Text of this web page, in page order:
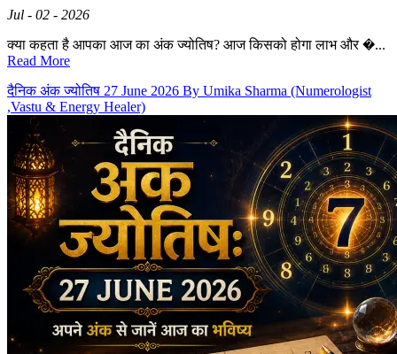
Jul - 02 - 2026
क्या कहता है आपका आज का अंक ज्योतिष? आज किसको होगा लाभ और �...
Read More
दैनिक अंक ज्योतिष 27 June 2026 By Umika Sharma (Numerologist
,Vastu & Energy Healer)